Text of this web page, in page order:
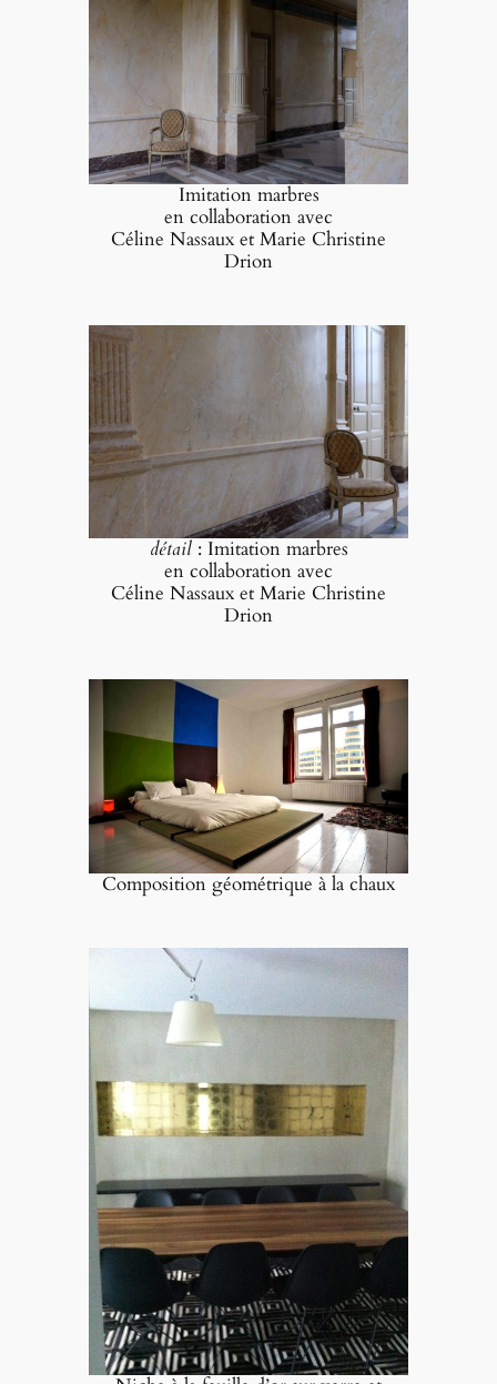
Imitation marbres
en collaboration avec
Céline Nassaux et Marie Christine
Drion
détail: Imitation marbres
en collaboration avec
Céline Nassaux et Marie Christine
Drion
Composition géométrique à la chaux